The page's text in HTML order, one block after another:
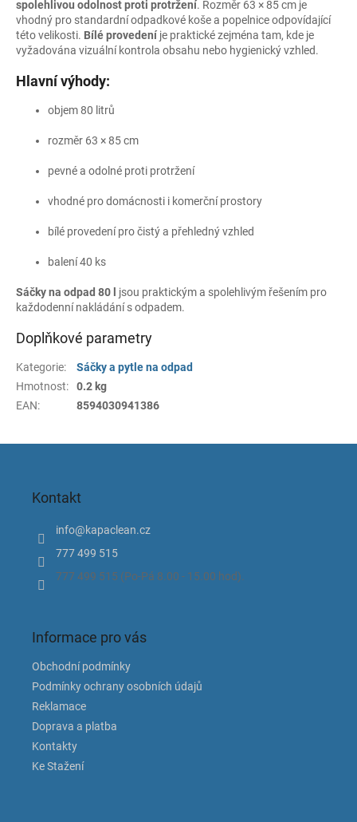
spolehlivou odolnost proti protržení. Rozměr 63 × 85 cm je
vhodný pro standardní odpadkové koše a popelnice odpovídající
této velikosti. Bílé provedení je praktické zejména tam, kde je
vyžadována vizuální kontrola obsahu nebo hygienický vzhled.
Hlavní výhody:
objem 80 litrů
rozměr 63 × 85 cm
pevné a odolné proti protržení
vhodné pro domácnosti i komerční prostory
bílé provedení pro čistý a přehledný vzhled
balení 40 ks
Sáčky na odpad 80 l
jsou praktickým a spolehlivým řešením pro
každodenní nakládání s odpadem.
Doplňkové parametry
Kategorie:
Sáčky a pytle na odpad
Hmotnost:
0.2 kg
EAN: 8594030941386
Kontakt
info@kapaclean.cz
777 499 515
777 499 515 (Po-Pá 8.00 - 15.00 hod).
Informace pro vás
Obchodní podmínky
Podmínky ochrany osobních údajů
Reklamace
Doprava a platba
Kontakty
Ke Stažení